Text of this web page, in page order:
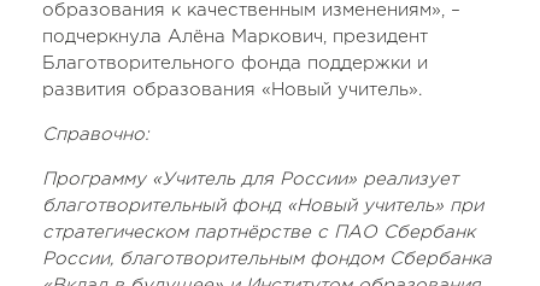
образования к качественным изменениям», –
подчеркнула Алёна Маркович, президент
Благотворительного фонда поддержки и
развития образования «Новый учитель».
Справочно:
Программу «Учитель для России» реализует
благотворительный фонд «Новый учитель» при
стратегическом партнёрстве с ПАО Сбербанк
России, благотворительным фондом Сбербанка